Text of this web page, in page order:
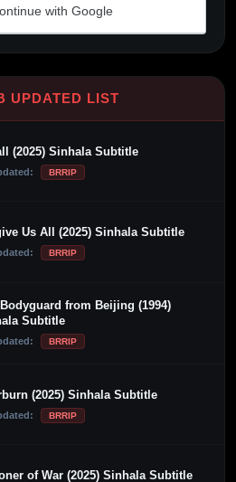
with Google
UPDATED LIST
(2025) Sinhala Subtitle
BRRIP
Us All (2025) Sinhala Subtitle
BRRIP
from Beijing (1994)
Subtitle
BRRIP
(2025) Sinhala Subtitle
BRRIP
of War (2025) Sinhala Subtitle